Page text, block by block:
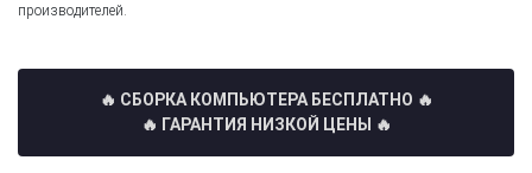
производителей.
🔥 СБОРКА КОМПЬЮТЕРА БЕСПЛАТНО 🔥
🔥 ГАРАНТИЯ НИЗКОЙ ЦЕНЫ 🔥